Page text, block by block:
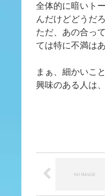
全体的に暗いト
んだけどどうだ
ただ、あの合っ
ては特に不満は
まぁ、細かいこ
興味のある人は